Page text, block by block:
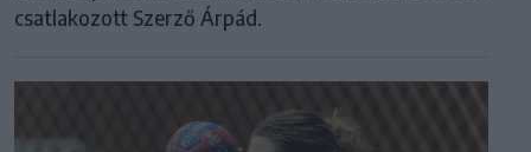
csatlakozott Szerző Árpád.